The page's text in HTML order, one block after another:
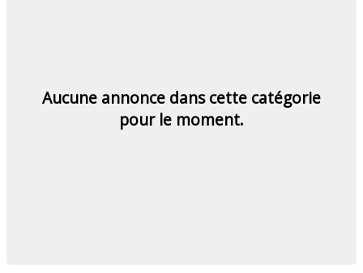
Aucune annonce dans cette catégorie
pour le moment.